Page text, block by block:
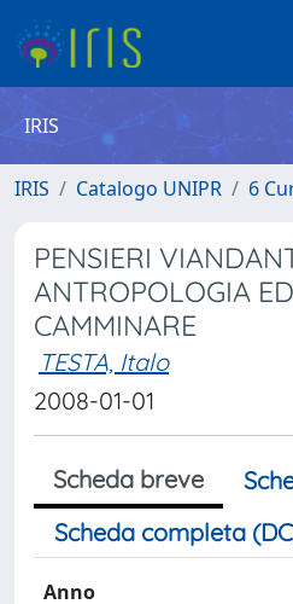
IRIS
IRIS Catalogo UNIPR 6
PENSIERI
ANTROPOLOGIA
CAMMINARE
TESTA, Italo
2008-01-01
Scheda breve
Scheda completa
Anno